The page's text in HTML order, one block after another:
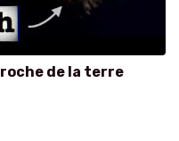
de la terre